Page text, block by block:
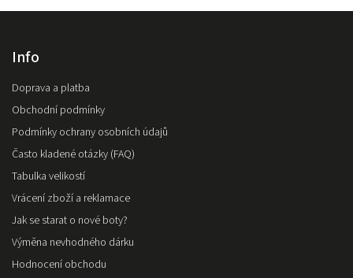
Info
Doprava a platba
Obchodní podmínky
Podmínky ochrany osobních údajů
Často kladené otázky (FAQ)
Tabulka velikostí
Vrácení zboží a reklamace
Jak se starat o nové boty?
Výměna nevhodného dárku
Hodnocení obchodu